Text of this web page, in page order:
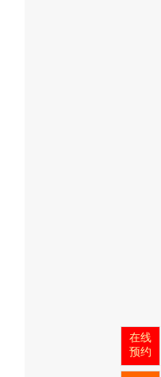
在线
预约